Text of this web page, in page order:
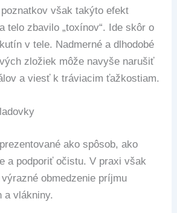
však takýto efekt
telo zbavilo „toxínov“. Ide skôr o
v tele. Nadmerné a dlhodobé
zložiek môže navyše narušiť
a viesť k tráviacim ťažkostiam.
ako spôsob, ako
a podporiť očistu. V praxi však
obmedzenie príjmu
a vlákniny.